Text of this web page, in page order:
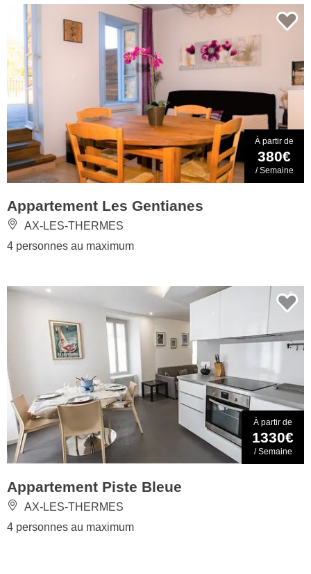
À partir de
380€
/ Semaine
Appartement Les Gentianes
AX-LES-THERMES
4 personnes au maximum
À partir de
1330€
/ Semaine
Appartement Piste Bleue
AX-LES-THERMES
4 personnes au maximum